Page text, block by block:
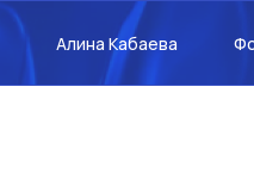
Алина Кабаева